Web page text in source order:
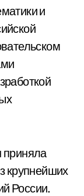
и
приняла
крупнейших
России.